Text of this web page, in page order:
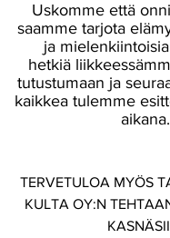
Uskomme että
saamme tarjota
ja
hetkiä
tutustumaan ja
kaikkea tulemme
aikana.
TERVETULOA MYÖS
KULTA OY:N